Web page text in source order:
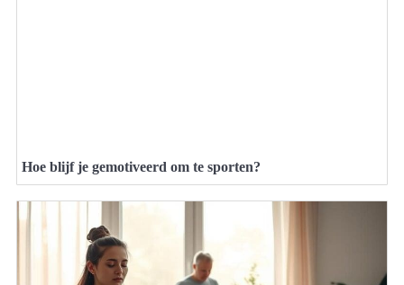
Hoe blijf je gemotiveerd om te sporten?